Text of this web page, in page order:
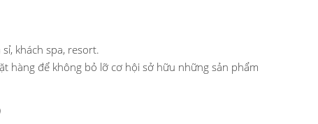
khách spa, resort.
hàng để không bỏ lỡ cơ hội sở hữu những sản phẩm